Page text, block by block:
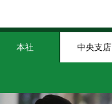
本社 中央支店